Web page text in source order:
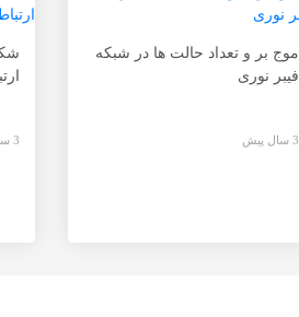
موج بر و تعداد حالت ها در شبکه
فیبر نوری
3 سال پیش 3 سال پیش